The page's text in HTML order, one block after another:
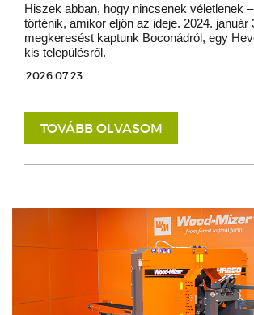
Hiszek abban, hogy nincsenek véletlenek
történik, amikor eljön az ideje. 2024. január
megkeresést kaptunk Boconádról, egy
kis településről.
2026.07.23.
TOVÁBB OLVASOM